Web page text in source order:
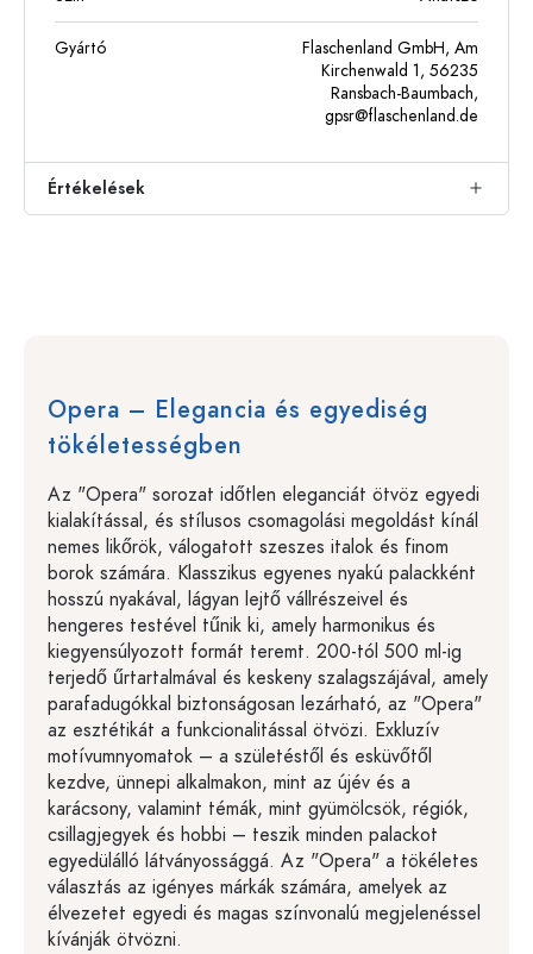
Gyártó
Flaschenland GmbH, Am
Kirchenwald 1, 56235
Ransbach-Baumbach,
gpsr@flaschenland.de
Értékelések
Opera – Elegancia és egyediség
tökéletességben
Az "Opera" sorozat időtlen eleganciát ötvöz egyedi
kialakítással, és stílusos csomagolási megoldást kínál
nemes likőrök, válogatott szeszes italok és finom
borok számára. Klasszikus egyenes nyakú palackként
hosszú nyakával, lágyan lejtő vállrészeivel és
hengeres testével tűnik ki, amely harmonikus és
kiegyensúlyozott formát teremt. 200-tól 500 ml-ig
terjedő űrtartalmával és keskeny szalagszájával, amely
parafadugókkal biztonságosan lezárható, az "Opera"
az esztétikát a funkcionalitással ötvözi. Exkluzív
motívumnyomatok – a születéstől és esküvőtől
kezdve, ünnepi alkalmakon, mint az újév és a
karácsony, valamint témák, mint gyümölcsök, régiók,
csillagjegyek és hobbi – teszik minden palackot
egyedülálló látványossággá. Az "Opera" a tökéletes
választás az igényes márkák számára, amelyek az
élvezetet egyedi és magas színvonalú megjelenéssel
kívánják ötvözni.